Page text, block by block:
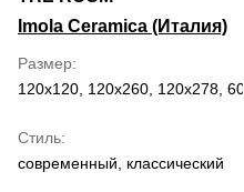
Imola Ceramica (Италия)
Размер
120x120, 120x260, 120x278,
Стиль
современный, классический